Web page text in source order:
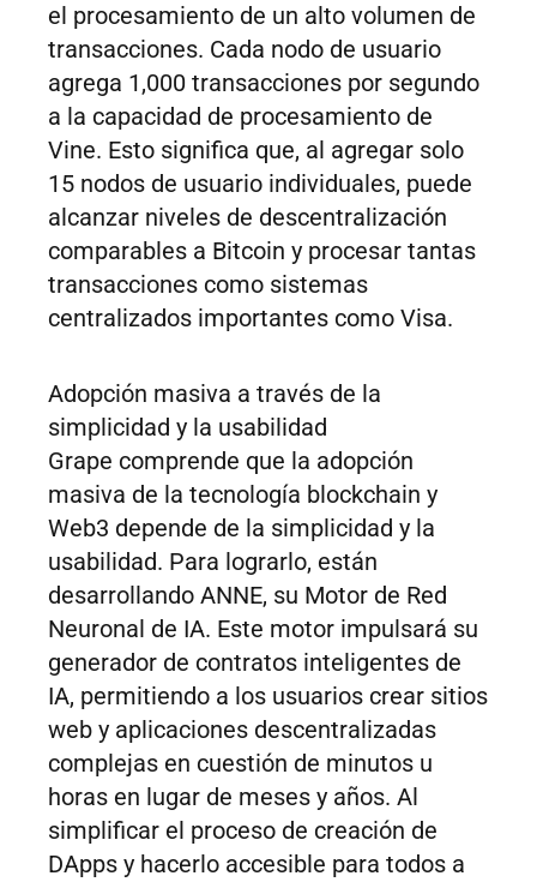
el procesamiento de un alto volumen de
transacciones. Cada nodo de usuario
agrega 1,000 transacciones por segundo
a la capacidad de procesamiento de
Vine. Esto significa que, al agregar solo
15 nodos de usuario individuales, puede
alcanzar niveles de descentralización
comparables a Bitcoin y procesar tantas
transacciones como sistemas
centralizados importantes como Visa.
Adopción masiva a través de la
simplicidad y la usabilidad
Grape comprende que la adopción
masiva de la tecnología blockchain y
Web3 depende de la simplicidad y la
usabilidad. Para lograrlo, están
desarrollando ANNE, su Motor de Red
Neuronal de IA. Este motor impulsará su
generador de contratos inteligentes de
IA, permitiendo a los usuarios crear sitios
web y aplicaciones descentralizadas
complejas en cuestión de minutos u
horas en lugar de meses y años. Al
simplificar el proceso de creación de
DApps y hacerlo accesible para todos a